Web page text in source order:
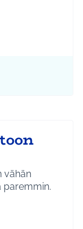
-
vähän
paremmin.